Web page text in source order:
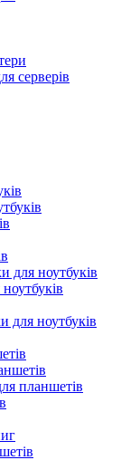
серверів
для ноутбуків
для ноутбуків
планшетів